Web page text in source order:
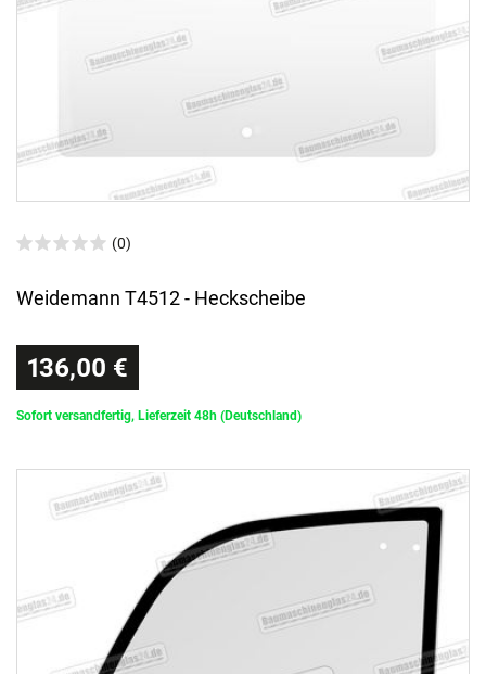
(0)
Weidemann T4512 - Heckscheibe
136,00 €
Sofort versandfertig, Lieferzeit 48h (Deutschland)